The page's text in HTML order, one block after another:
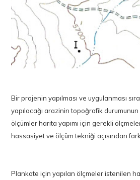
Bir projenin yapılması ve uygulanması
yapılacağı arazinin topoğrafik
ölçümler harita yapımı için gerekli
hassasiyet ve ölçüm tekniği açısından
Plankote için yapılan ölçmeler istenilen